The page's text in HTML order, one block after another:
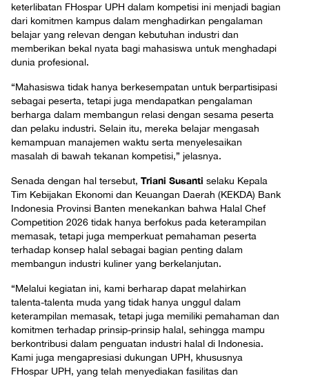
keterlibatan FHospar UPH dalam kompetisi ini menjadi bagian
dari komitmen kampus dalam menghadirkan pengalaman
belajar yang relevan dengan kebutuhan industri dan
memberikan bekal nyata bagi mahasiswa untuk menghadapi
dunia profesional.
“Mahasiswa tidak hanya berkesempatan untuk berpartisipasi
sebagai peserta, tetapi juga mendapatkan pengalaman
berharga dalam membangun relasi dengan sesama peserta
dan pelaku industri. Selain itu, mereka belajar mengasah
kemampuan manajemen waktu serta menyelesaikan
masalah di bawah tekanan kompetisi,” jelasnya.
Senada dengan hal tersebut, Triani Susanti selaku Kepala
Tim Kebijakan Ekonomi dan Keuangan Daerah (KEKDA) Bank
Indonesia Provinsi Banten menekankan bahwa Halal Chef
Competition 2026 tidak hanya berfokus pada keterampilan
memasak, tetapi juga memperkuat pemahaman peserta
terhadap konsep halal sebagai bagian penting dalam
membangun industri kuliner yang berkelanjutan.
“Melalui kegiatan ini, kami berharap dapat melahirkan
talenta-talenta muda yang tidak hanya unggul dalam
keterampilan memasak, tetapi juga memiliki pemahaman dan
komitmen terhadap prinsip-prinsip halal, sehingga mampu
berkontribusi dalam penguatan industri halal di Indonesia.
Kami juga mengapresiasi dukungan UPH, khususnya
FHospar UPH, yang telah menyediakan fasilitas dan